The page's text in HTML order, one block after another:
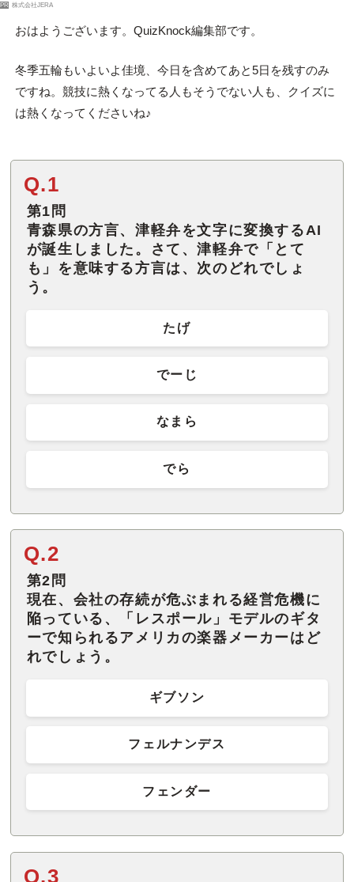
PR 株式会社JERA
おはようございます。QuizKnock編集部です。
冬季五輪もいよいよ佳境、今日を含めてあと5日を残すのみ
ですね。競技に熱くなってる人もそうでない人も、クイズに
は熱くなってくださいね♪
Q.1
第1問
青森県の方言、津軽弁を文字に変換するAI
が誕生しました。さて、津軽弁で「とて
も」を意味する方言は、次のどれでしょ
う。
たげ
でーじ
なまら
でら
Q.2
第2問
現在、会社の存続が危ぶまれる経営危機に
陥っている、「レスポール」モデルのギタ
ーで知られるアメリカの楽器メーカーはど
れでしょう。
ギブソン
フェルナンデス
フェンダー
Q.3